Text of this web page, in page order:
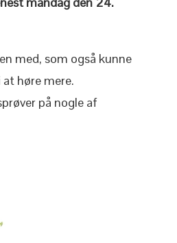
med, som også kunne
høre mere.
på nogle af